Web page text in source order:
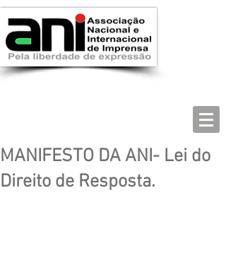
MANIFESTO DA ANI- Lei do
Direito de Resposta.